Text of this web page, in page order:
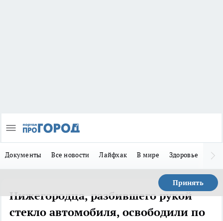
Документы Все новости Лайфхак В мире Здоровье
Принять
Нижегородца, разбившего рукой
стекло автомобиля, освободили по